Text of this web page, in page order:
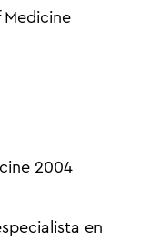
Medicine
2004
en